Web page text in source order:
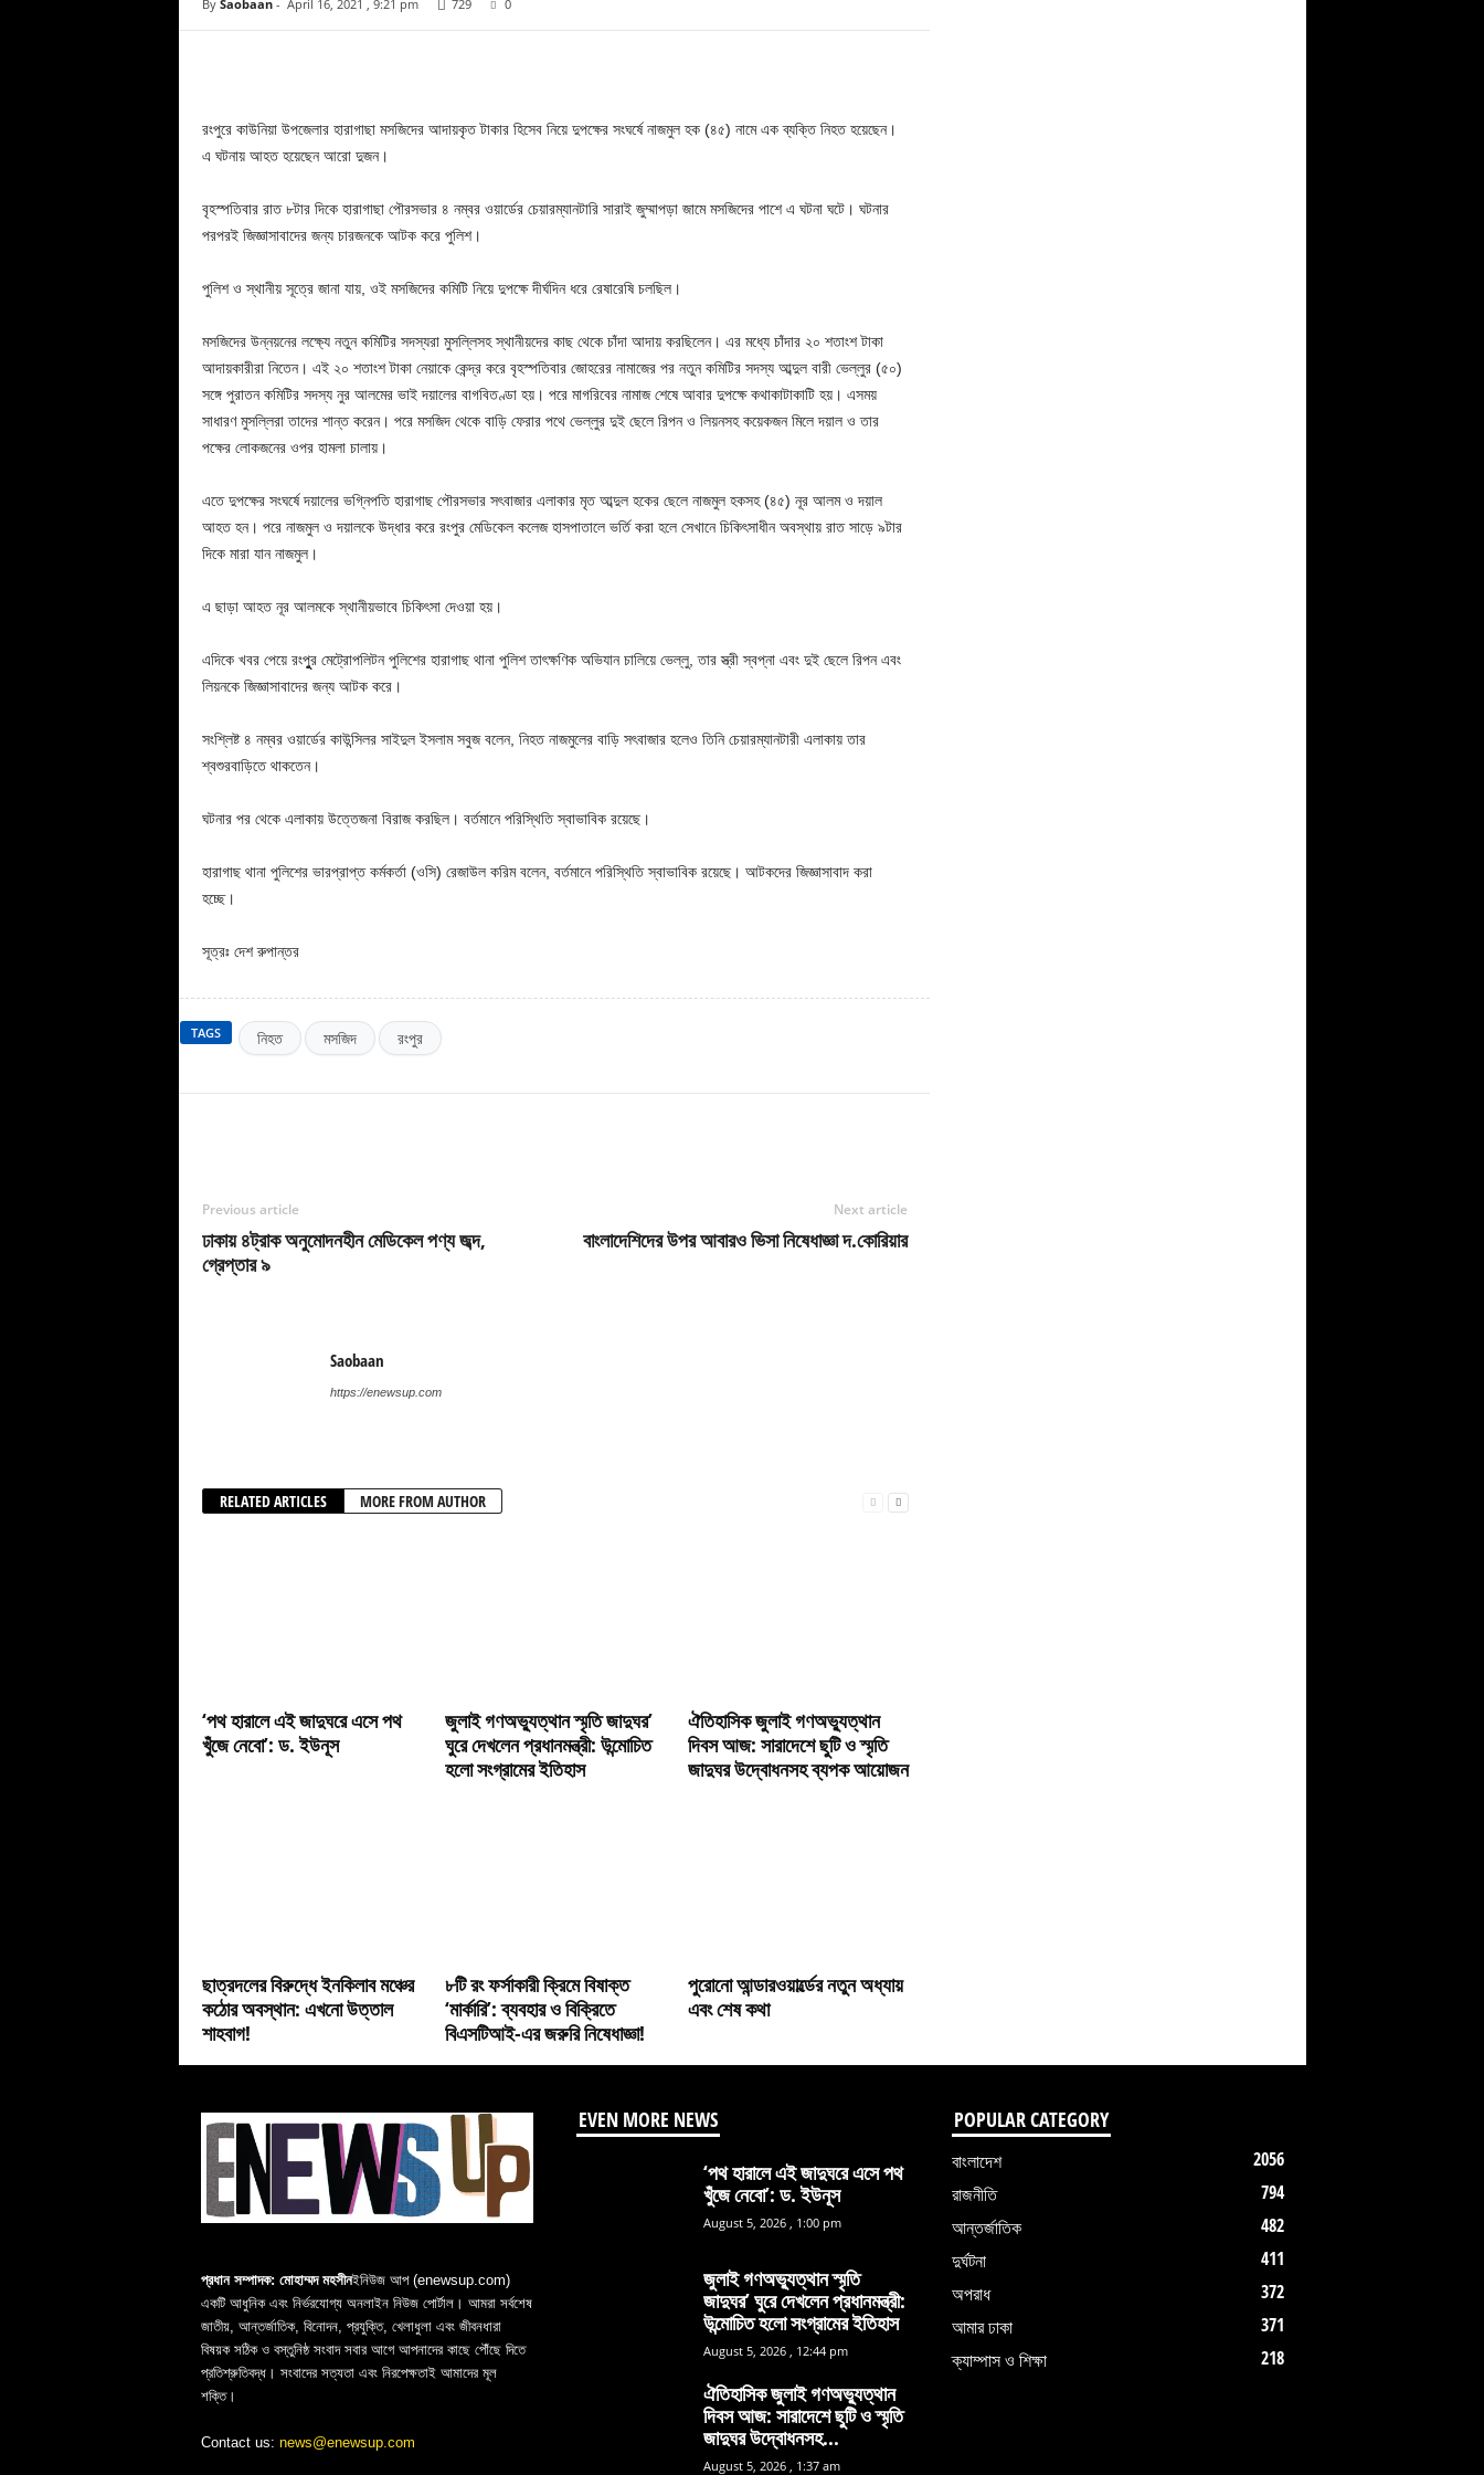
By Saobaan- April 16, 2021 , 9:21 pm 729 0
রংপুরে কাউনিয়া উপজেলার হারাগাছা মসজিদের আদায়কৃত টাকার হিসেব নিয়ে দুপক্ষের সংঘর্ষে নাজমুল হক (৪৫) নামে এক ব্যক্তি নিহত হয়েছেন।
এ ঘটনায় আহত হয়েছেন আরো দুজন।
বৃহস্পতিবার রাত ৮টার দিকে হারাগাছা পৌরসভার ৪ নম্বর ওয়ার্ডের চেয়ারম্যানটারি সারাই জুম্মাপড়া জামে মসজিদের পাশে এ ঘটনা ঘটে। ঘটনার
পরপরই জিজ্ঞাসাবাদের জন্য চারজনকে আটক করে পুলিশ।
পুলিশ ও স্থানীয় সূত্রে জানা যায়, ওই মসজিদের কমিটি নিয়ে দুপক্ষে দীর্ঘদিন ধরে রেষারেষি চলছিল।
মসজিদের উন্নয়নের লক্ষ্যে নতুন কমিটির সদস্যরা মুসল্লিসহ স্থানীয়দের কাছ থেকে চাঁদা আদায় করছিলেন। এর মধ্যে চাঁদার ২০ শতাংশ টাকা
আদায়কারীরা নিতেন। এই ২০ শতাংশ টাকা নেয়াকে কেন্দ্র করে বৃহস্পতিবার জোহরের নামাজের পর নতুন কমিটির সদস্য আব্দুল বারী ভেল্লুর (৫০)
সঙ্গে পুরাতন কমিটির সদস্য নুর আলমের ভাই দয়ালের বাগবিতণ্ডা হয়। পরে মাগরিবের নামাজ শেষে আবার দুপক্ষে কথাকাটাকাটি হয়। এসময়
সাধারণ মুসল্লিরা তাদের শান্ত করেন। পরে মসজিদ থেকে বাড়ি ফেরার পথে ভেল্লুর দুই ছেলে রিপন ও লিয়নসহ কয়েকজন মিলে দয়াল ও তার
পক্ষের লোকজনের ওপর হামলা চালায়।
এতে দুপক্ষের সংঘর্ষে দয়ালের ভগ্নিপতি হারাগাছ পৌরসভার সৎবাজার এলাকার মৃত আব্দুল হকের ছেলে নাজমুল হকসহ (৪৫) নূর আলম ও দয়াল
আহত হন। পরে নাজমুল ও দয়ালকে উদ্ধার করে রংপুর মেডিকেল কলেজ হাসপাতালে ভর্তি করা হলে সেখানে চিকিৎসাধীন অবস্থায় রাত সাড়ে ৯টার
দিকে মারা যান নাজমুল।
এ ছাড়া আহত নূর আলমকে স্থানীয়ভাবে চিকিৎসা দেওয়া হয়।
এদিকে খবর পেয়ে রংপুুুর মেট্রোপলিটন পুলিশের হারাগাছ থানা পুলিশ তাৎক্ষণিক অভিযান চালিয়ে ভেল্লু, তার স্ত্রী স্বপ্না এবং দুই ছেলে রিপন এবং
লিয়নকে জিজ্ঞাসাবাদের জন্য আটক করে।
সংশ্লিষ্ট ৪ নম্বর ওয়ার্ডের কাউন্সিলর সাইদুল ইসলাম সবুজ বলেন, নিহত নাজমুলের বাড়ি সৎবাজার হলেও তিনি চেয়ারম্যানটারী এলাকায় তার
শ্বশুরবাড়িতে থাকতেন।
ঘটনার পর থেকে এলাকায় উত্তেজনা বিরাজ করছিল। বর্তমানে পরিস্থিতি স্বাভাবিক রয়েছে।
হারাগাছ থানা পুলিশের ভারপ্রাপ্ত কর্মকর্তা (ওসি) রেজাউল করিম বলেন, বর্তমানে পরিস্থিতি স্বাভাবিক রয়েছে। আটকদের জিজ্ঞাসাবাদ করা
হচ্ছে।
সূত্রঃ দেশ রুপান্তর
TAGS নিহত মসজিদ রংপুর
Previous article
ঢাকায় ৪ট্রাক অনুমোদনহীন মেডিকেল পণ্য জব্দ,
গ্রেপ্তার ৯
Next article
বাংলাদেশিদের উপর আবারও ভিসা নিষেধাজ্ঞা দ.কোরিয়ার
Saobaan
https://enewsup.com
RELATED ARTICLES MORE FROM AUTHOR
‘পথ হারালে এই জাদুঘরে এসে পথ
খুঁজে নেবো’: ড. ইউনূস
জুলাই গণঅভ্যুত্থান স্মৃতি জাদুঘর’
ঘুরে দেখলেন প্রধানমন্ত্রী: উন্মোচিত
হলো সংগ্রামের ইতিহাস
ঐতিহাসিক জুলাই গণঅভ্যুত্থান
দিবস আজ: সারাদেশে ছুটি ও স্মৃতি
জাদুঘর উদ্বোধনসহ ব্যপক আয়োজন
ছাত্রদলের বিরুদ্ধে ইনকিলাব মঞ্চের
কঠোর অবস্থান: এখনো উত্তাল
শাহবাগ!
৮টি রং ফর্সাকারী ক্রিমে বিষাক্ত
‘মার্কারি’: ব্যবহার ও বিক্রিতে
বিএসটিআই-এর জরুরি নিষেধাজ্ঞা!
পুরোনো আন্ডারওয়ার্ল্ডের নতুন অধ্যায়
এবং শেষ কথা
প্রধান সম্পাদক: মোহাম্মদ মহসীনইনিউজ আপ (enewsup.com)
একটি আধুনিক এবং নির্ভরযোগ্য অনলাইন নিউজ পোর্টাল। আমরা সর্বশেষ
জাতীয়, আন্তর্জাতিক, বিনোদন, প্রযুক্তি, খেলাধুলা এবং জীবনধারা
বিষয়ক সঠিক ও বস্তুনিষ্ঠ সংবাদ সবার আগে আপনাদের কাছে পৌঁছে দিতে
প্রতিশ্রুতিবদ্ধ। সংবাদের সত্যতা এবং নিরপেক্ষতাই আমাদের মূল
শক্তি।
Contact us: news@enewsup.com
EVEN MORE NEWS
‘পথ হারালে এই জাদুঘরে এসে পথ
খুঁজে নেবো’: ড. ইউনূস
August 5, 2026 , 1:00 pm
জুলাই গণঅভ্যুত্থান স্মৃতি
জাদুঘর’ ঘুরে দেখলেন প্রধানমন্ত্রী:
উন্মোচিত হলো সংগ্রামের ইতিহাস
August 5, 2026 , 12:44 pm
ঐতিহাসিক জুলাই গণঅভ্যুত্থান
দিবস আজ: সারাদেশে ছুটি ও স্মৃতি
জাদুঘর উদ্বোধনসহ...
August 5, 2026 , 1:37 am
POPULAR CATEGORY
বাংলাদেশ
2056
রাজনীতি
794
আন্তর্জাতিক
482
দুর্ঘটনা
411
অপরাধ
372
আমার ঢাকা
371
ক্যাম্পাস ও শিক্ষা
218